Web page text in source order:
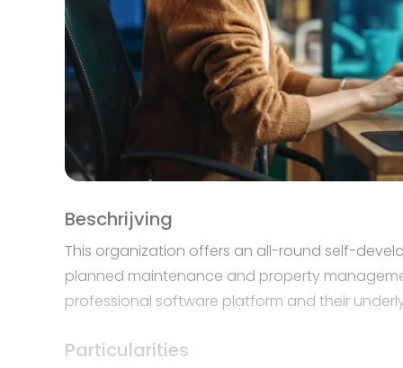
Beschrijving
This organization offers an all-round self-
planned maintenance and property
professional software platform and their
Particularities